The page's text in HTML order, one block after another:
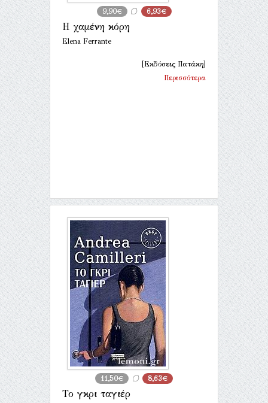
9,90€ 6,93€
Η χαμένη κόρη
Elena Ferrante
[Εκδόσεις Πατάκη]
Περισσότερα
11,50€ 8,63€
Το γκρι ταγιέρ